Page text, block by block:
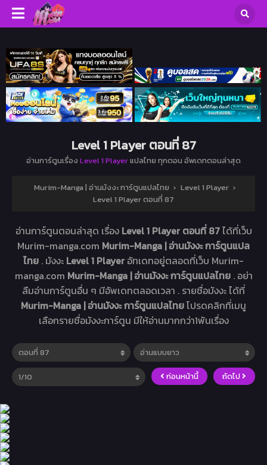
Level 1 Player ตอนที่ 87
อ่านการ์ตูนเรื่อง Level 1 Playerแปลไทย ทุกตอน อัพเดทตอนล่าสุด
Murim-Manga | อ่านมังงะ การ์ตูนแปลไทย › Level 1 Player ›
Level 1 Player ตอนที่ 87
อ่านการ์ตูนตอนล่าสุด เรื่อง Level 1 Player ตอนที่ 87ได้ที่เว็บ
Murim-manga.com Murim-Manga | อ่านมังงะ การ์ตูนแปล
ไทย . มังงะ Level 1 Player อัทเดทอยู่ตลอดที่เว็บ Murim-
manga.com Murim-Manga | อ่านมังงะ การ์ตูนแปลไทย . อย่า
ลืมอ่านการ์ตูนอื่น ๆ มีอัพเดทตลอดเวลา . รายชื่อมังงะ ได้ที่
Murim-Manga | อ่านมังงะ การ์ตูนแปลไทยโปรดคลิกที่เมนู
เลือกรายชื่อมังงะการ์ตูน มีให้อ่านมากกว่า1พันเรื่อง
ก่อนหน้านี้ ถัดไป